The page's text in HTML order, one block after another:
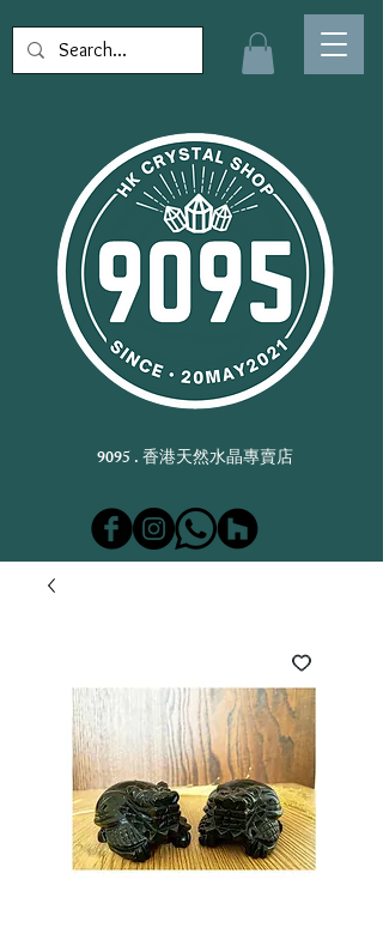
9095 . 香港天然水晶專賣店